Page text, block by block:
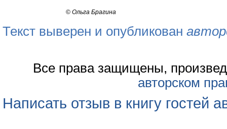
© Ольга Брагина
Текст выверен и опубликован
Все права защищены,
авторском
Написать отзыв в книгу гостей